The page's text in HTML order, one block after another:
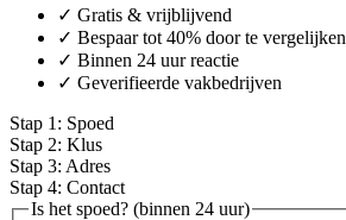
✓ Gratis & vrijblijvend
✓ Bespaar tot 40% door te vergelijken
✓ Binnen 24 uur reactie
✓ Geverifieerde vakbedrijven
Stap 1 : Spoed
Stap 2: Klus
Stap 3: Adres
Stap 4: Contact
Is het spoed? (binnen 24 uur)